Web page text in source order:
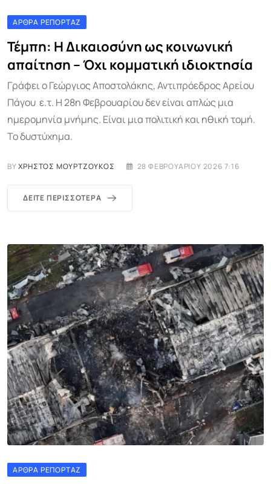
ΆΡΘΡΑ ΡΕΠΟΡΤΆΖ
Τέμπη: Η Δικαιοσύνη ως κοινωνική
απαίτηση – Όχι κομματική ιδιοκτησία
Γράφει ο Γεώργιος Αποστολάκης, Αντιπρόεδρος Αρείου
Πάγου ε.τ. Η 28η Φεβρουαρίου δεν είναι απλώς μια
ημερομηνία μνήμης. Είναι μια πολιτική και ηθική τομή.
Το δυστύχημα.
BYΧΡΉΣΤΟΣ ΜΟΥΡΤΖΟΎΚΟΣ 28 ΦΕΒΡΟΥΑΡΊΟΥ 2026 7:16
ΔΕΊΤΕ ΠΕΡΙΣΣΌΤΕΡΑ
ΆΡΘΡΑ ΡΕΠΟΡΤΆΖ